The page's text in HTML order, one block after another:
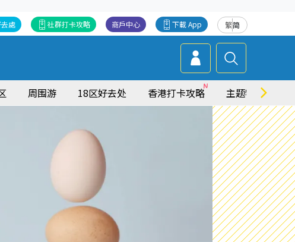
繁简
下載 App
商戶中心
社群打卡攻略
處
周围游 18区好去处 香港打卡攻略 主题特集